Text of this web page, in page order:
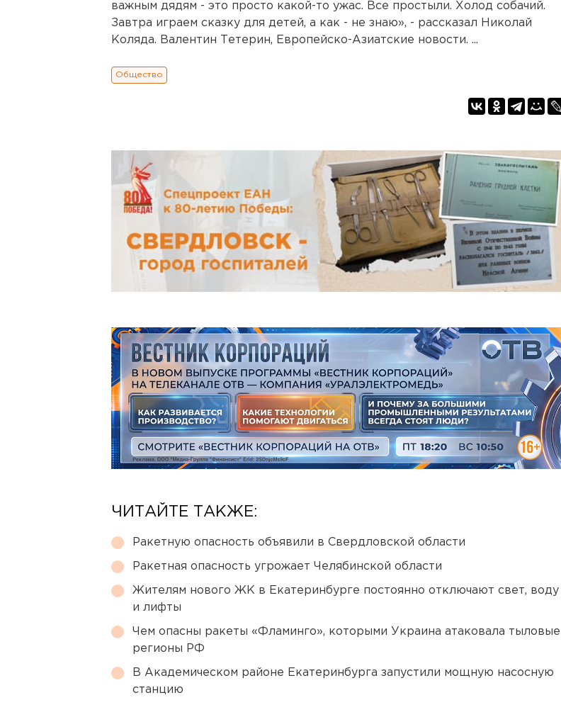
важным дядям - это просто какой-то ужас. Все простыли. Холод собачий.
Завтра играем сказку для детей, а как - не знаю», - рассказал Николай
Коляда. Валентин Тетерин, Европейско-Азиатские новости. ...
Общество
ЧИТАЙТЕ ТАКЖЕ:
Ракетную опасность объявили в Свердловской области
Ракетная опасность угрожает Челябинской области
Жителям нового ЖК в Екатеринбурге постоянно отключают свет, воду
и лифты
Чем опасны ракеты «Фламинго», которыми Украина атаковала тыловые
регионы РФ
В Академическом районе Екатеринбурга запустили мощную насосную
станцию